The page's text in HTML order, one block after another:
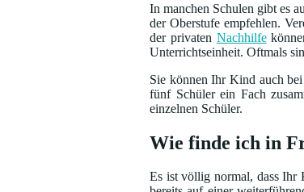
In manchen Schulen gibt es
der Oberstufe empfehlen.
der privaten Nachhilfe
Unterrichtseinheit. Oftmals
Sie können Ihr Kind auch
fünf Schüler ein Fach
einzelnen Schüler.
Wie finde ich in
Es ist völlig normal, dass